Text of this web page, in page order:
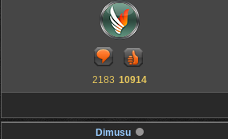
2183 10914
Dimusu